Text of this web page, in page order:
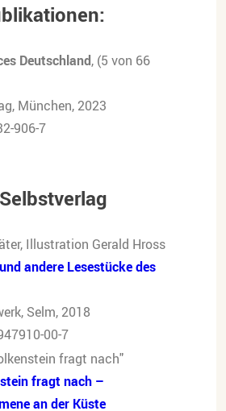
Deutschland, (5 von 66
München, 2023
906-7
andere Lesestücke des
Selm, 2018
00-7
fragt nach –
an der Küste